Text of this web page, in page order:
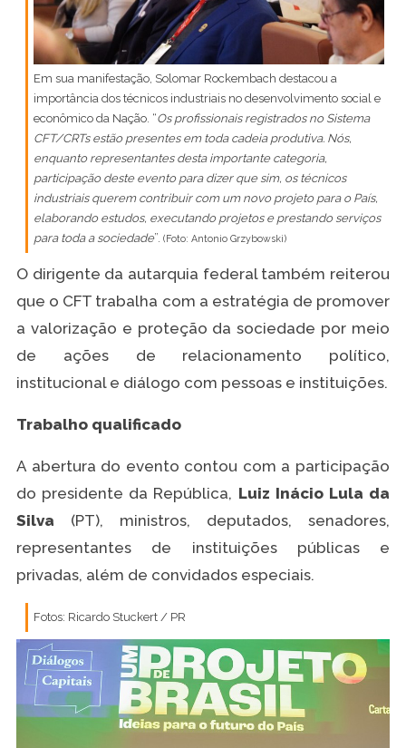
Em sua manifestação, Solomar Rockembach destacou a
importância dos técnicos industriais no desenvolvimento social e
econômico da Nação. “Os profissionais registrados no Sistema
CFT/CRTs estão presentes em toda cadeia produtiva. Nós,
enquanto representantes desta importante categoria,
participação deste evento para dizer que sim, os técnicos
industriais querem contribuir com um novo projeto para o País,
elaborando estudos, executando projetos e prestando serviços
para toda a sociedade”. (Foto: Antonio Grzybowski)
O dirigente da autarquia federal também reiterou
que o CFT trabalha com a estratégia de promover
a valorização e proteção da sociedade por meio
de ações de relacionamento político,
institucional e diálogo com pessoas e instituições.
Trabalho qualificado
A abertura do evento contou com a participação
do presidente da República, Luiz Inácio Lula da
Silva (PT), ministros, deputados, senadores,
representantes de instituições públicas e
privadas, além de convidados especiais.
Fotos: Ricardo Stuckert / PR